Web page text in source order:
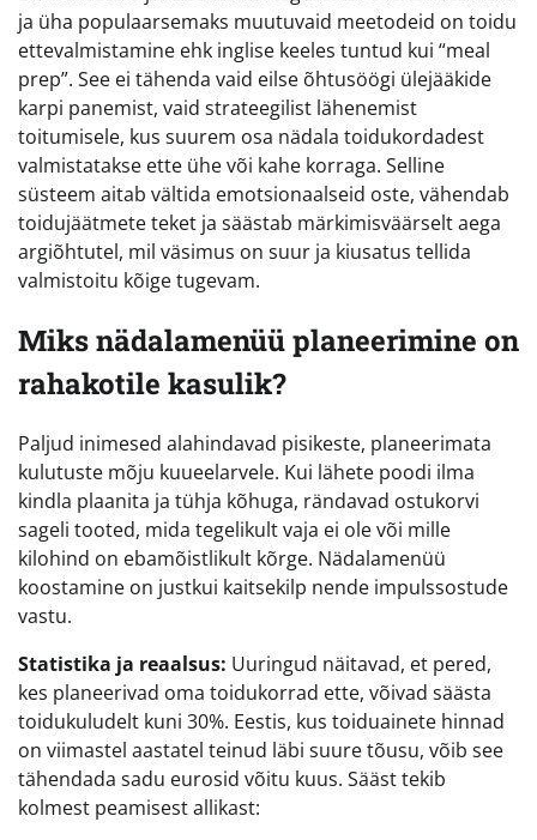
ja üha populaarsemaks muutuvaid meetodeid on toidu
ettevalmistamine ehk inglise keeles tuntud kui “meal
prep”. See ei tähenda vaid eilse õhtusöögi ülejääkide
karpi panemist, vaid strateegilist lähenemist
toitumisele, kus suurem osa nädala toidukordadest
valmistatakse ette ühe või kahe korraga. Selline
süsteem aitab vältida emotsionaalseid oste, vähendab
toidujäätmete teket ja säästab märkimisväärselt aega
argiõhtutel, mil väsimus on suur ja kiusatus tellida
valmistoitu kõige tugevam.
Miks nädalamenüü planeerimine on
rahakotile kasulik?
Paljud inimesed alahindavad pisikeste, planeerimata
kulutuste mõju kuueelarvele. Kui lähete poodi ilma
kindla plaanita ja tühja kõhuga, rändavad ostukorvi
sageli tooted, mida tegelikult vaja ei ole või mille
kilohind on ebamõistlikult kõrge. Nädalamenüü
koostamine on justkui kaitsekilp nende impulssostude
vastu.
Statistika ja reaalsus: Uuringud näitavad, et pered,
kes planeerivad oma toidukorrad ette, võivad säästa
toidukuludelt kuni 30%. Eestis, kus toiduainete hinnad
on viimastel aastatel teinud läbi suure tõusu, võib see
tähendada sadu eurosid võitu kuus. Sääst tekib
kolmest peamisest allikast: